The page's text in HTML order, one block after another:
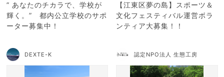
” あなたのチカラで、学校が
輝く。” 都内公立学校のサポ
ーター募集中！
【江東区夢の島】スポーツ＆
文化フェスティバル運営ボラ
ンティア大募集！！
DEXTE-K 認定NPO法人 生態工房